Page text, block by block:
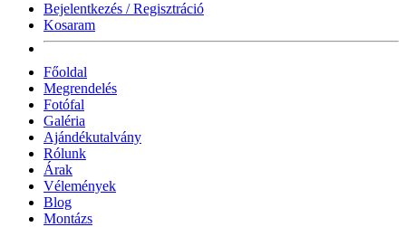
Bejelentkezés / Regisztráció
Kosaram
Főoldal
Megrendelés
Fotófal
Galéria
Ajándékutalvány
Rólunk
Árak
Vélemények
Blog
Montázs